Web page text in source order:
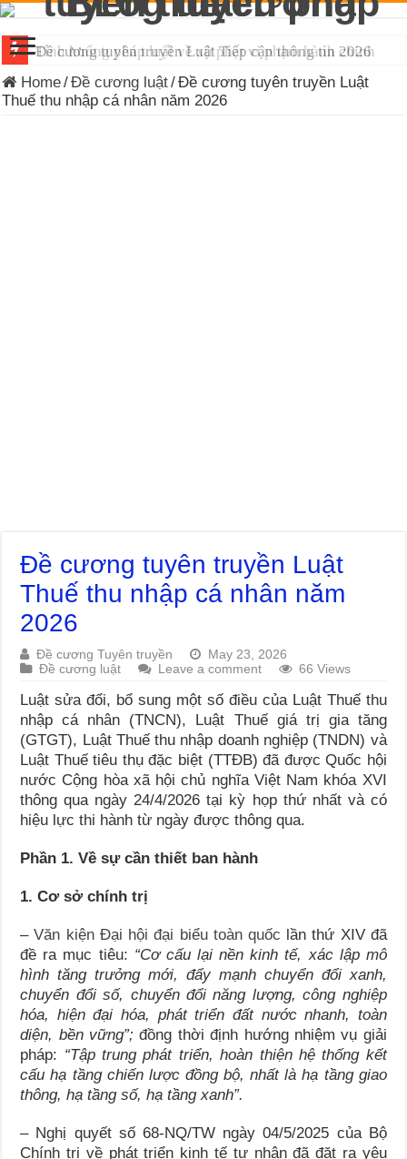
Đề cương tuyên truyền Luật Tiếp cận thông tin 2026
Home/Đề cương luật/Đề cương tuyên truyền Luật
Thuế thu nhập cá nhân năm 2026
Đề cương tuyên truyền Luật
Thuế thu nhập cá nhân năm
2026
Đề cương Tuyên truyền
May 23, 2026
Đề cương luật
Leave a comment 66 Views
Luật sửa đổi, bổ sung một số điều của Luật Thuế thu
nhập cá nhân (TNCN), Luật Thuế giá trị gia tăng
(GTGT), Luật Thuế thu nhập doanh nghiệp (TNDN) và
Luật Thuế tiêu thụ đặc biệt (TTĐB) đã được Quốc hội
nước Cộng hòa xã hội chủ nghĩa Việt Nam khóa XVI
thông qua ngày 24/4/2026 tại kỳ họp thứ nhất và có
hiệu lực thi hành từ ngày được thông qua.
Phần 1. Về sự cần thiết ban hành
1. Cơ sở chính trị
–Văn kiện Đại hội đại biểu toàn quốc lần thứ XIV đã
đề ra mục tiêu: “Cơ cấu lại nền kinh tế, xác lập mô
hình tăng trưởng mới, đẩy mạnh chuyển đổi xanh,
chuyển đổi số, chuyển đổi năng lượng, công nghiệp
hóa, hiện đại hóa, phát triển đất nước nhanh, toàn
diện, bền vững”;đồng thời định hướng nhiệm vụ giải
pháp: “Tập trung phát triển, hoàn thiện hệ thống kết
cấu hạ tầng chiến lược đồng bộ, nhất là hạ tầng giao
thông, hạ tầng số, hạ tầng xanh”.
– Nghị quyết số 68-NQ/TW ngày 04/5/2025 của Bộ
Chính trị về phát triển kinh tế tư nhân đã đặt ra yêu